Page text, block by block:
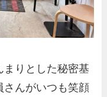
まりとした秘密基
さんがいつも笑顔